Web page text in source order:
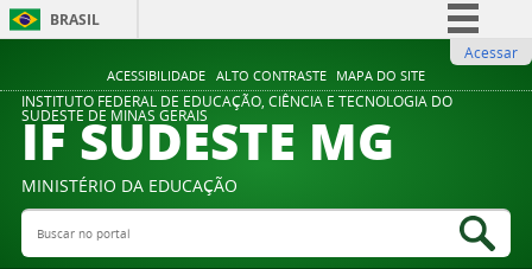
ACESSIBILIDADE ALTO CONTRASTE MAPA DO SITE
BRASIL
Comunica BR
Participe
Legislação
Acessar
INSTITUTO FEDERAL DE EDUCAÇÃO, CIÊNCIA E TECNOLOGIA DO
SUDESTE DE MINAS GERAIS
IF SUDESTE MG
MINISTÉRIO DA EDUCAÇÃO
Buscar no portal